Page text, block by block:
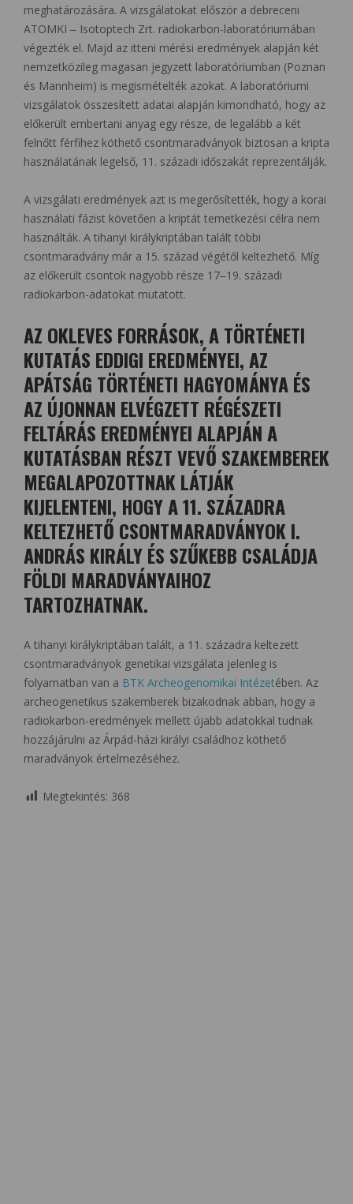
meghatározására. A vizsgálatokat először a debreceni
ATOMKI ‒ Isotoptech Zrt. radiokarbon-laboratóriumában
végezték el. Majd az itteni mérési eredmények alapján két
nemzetközileg magasan jegyzett laboratóriumban (Poznan
és Mannheim) is megismételték azokat. A laboratóriumi
vizsgálatok összesített adatai alapján kimondható, hogy az
előkerült embertani anyag egy része, de legalább a két
felnőtt férfihez köthető csontmaradványok biztosan a kripta
használatának legelső, 11. századi időszakát reprezentálják.
A vizsgálati eredmények azt is megerősítették, hogy a korai
használati fázist követően a kriptát temetkezési célra nem
használták. A tihanyi királykriptában talált többi
csontmaradvány már a 15. század végétől keltezhető. Míg
az előkerült csontok nagyobb része 17‒19. századi
radiokarbon-adatokat mutatott.
AZ OKLEVES FORRÁSOK, A TÖRTÉNETI
KUTATÁS EDDIGI EREDMÉNYEI, AZ
APÁTSÁG TÖRTÉNETI HAGYOMÁNYA ÉS
AZ ÚJONNAN ELVÉGZETT RÉGÉSZETI
FELTÁRÁS EREDMÉNYEI ALAPJÁN A
KUTATÁSBAN RÉSZT VEVŐ SZAKEMBEREK
MEGALAPOZOTTNAK LÁTJÁK
KIJELENTENI, HOGY A 11. SZÁZADRA
KELTEZHETŐ CSONTMARADVÁNYOK I.
ANDRÁS KIRÁLY ÉS SZŰKEBB CSALÁDJA
FÖLDI MARADVÁNYAIHOZ
TARTOZHATNAK.
A tihanyi királykriptában talált, a 11. századra keltezett
csontmaradványok genetikai vizsgálata jelenleg is
folyamatban van a BTK Archeogenomikai Intézetében. Az
archeogenetikus szakemberek bizakodnak abban, hogy a
radiokarbon-eredmények mellett újabb adatokkal tudnak
hozzájárulni az Árpád-házi királyi családhoz köthető
maradványok értelmezéséhez.
Megtekintés: 368